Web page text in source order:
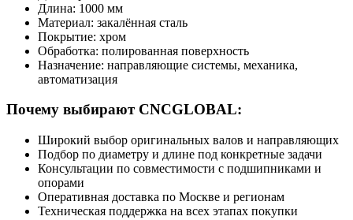
Длина: 1000 мм
Материал: закалённая сталь
Покрытие: хром
Обработка: полированная поверхность
Назначение: направляющие системы, механика,
автоматизация
Почему выбирают CNCGLOBAL:
Широкий выбор оригинальных валов и направляющих
Подбор по диаметру и длине под конкретные задачи
Консультации по совместимости с подшипниками и
опорами
Оперативная доставка по Москве и регионам
Техническая поддержка на всех этапах покупки